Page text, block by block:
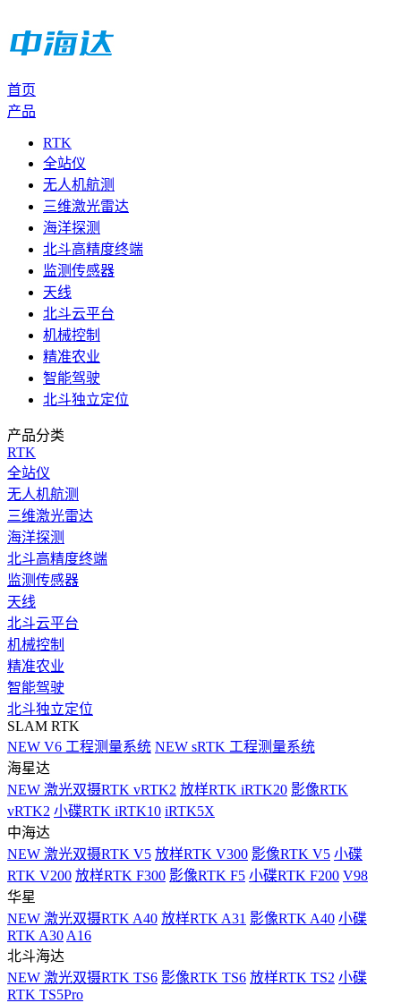
首页
产品
RTK
全站仪
无人机航测
三维激光雷达
海洋探测
北斗高精度终端
监测传感器
天线
北斗云平台
机械控制
精准农业
智能驾驶
北斗独立定位
产品分类
RTK
全站仪
无人机航测
三维激光雷达
海洋探测
北斗高精度终端
监测传感器
天线
北斗云平台
机械控制
精准农业
智能驾驶
北斗独立定位
SLAM RTK
NEW V6 工程测量系统 NEW sRTK 工程测量系统
海星达
NEW 激光双摄RTK vRTK2 放样RTK iRTK20 影像RTK
vRTK2 小碟RTK iRTK10 iRTK5X
中海达
NEW 激光双摄RTK V5 放样RTK V300 影像RTK V5 小碟
RTK V200 放样RTK F300 影像RTK F5 小碟RTK F200 V98
华星
NEW 激光双摄RTK A40 放样RTK A31 影像RTK A40 小碟
RTK A30 A16
北斗海达
NEW 激光双摄RTK TS6 影像RTK TS6 放样RTK TS2 小碟
RTK TS5Pro